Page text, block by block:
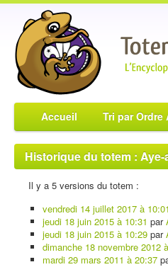
Accueil Tri par
Historique du totem : Aye-
Il y a 5 versions du totem :
vendredi 14 juillet 2017 à 10:01
jeudi 18 juin 2015 à 10:31 par
jeudi 18 juin 2015 à 10:29 par
dimanche 18 novembre 2012
mardi 29 mars 2011 à 20:37